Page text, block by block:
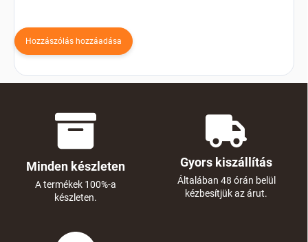
Hozzászólás hozzáadása
Minden készleten
A termékek 100%-a
készleten.
Gyors kiszállítás
Általában 48 órán belül
kézbesítjük az árut.